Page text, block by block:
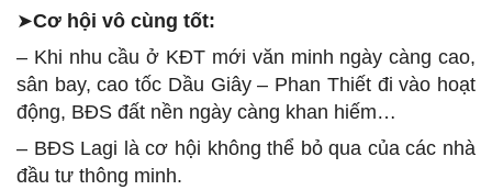
➤Cơ hội vô cùng tốt:
– Khi nhu cầu ở KĐT mới văn minh ngày càng cao,
sân bay, cao tốc Dầu Giây – Phan Thiết đi vào hoạt
động, BĐS đất nền ngày càng khan hiếm…
– BĐS Lagi là cơ hội không thể bỏ qua của các nhà
đầu tư thông minh.